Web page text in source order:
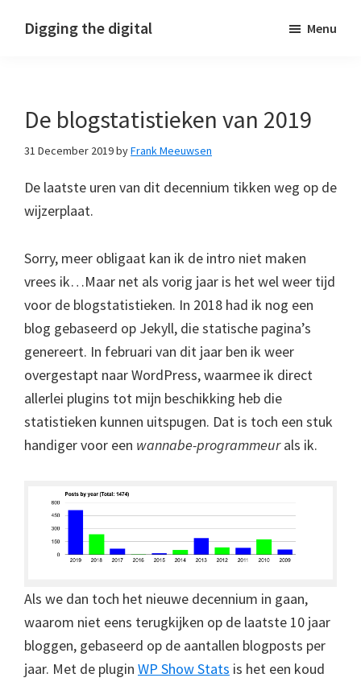
Digging the digital Menu
De blogstatistieken van 2019
31 December 2019byFrank Meeuwsen
De laatste uren van dit decennium tikken weg op de
wijzerplaat.
Sorry, meer obligaat kan ik de intro niet maken
vrees ik…Maar net als vorig jaar is het wel weer tijd
voor de blogstatistieken. In 2018 had ik nog een
blog gebaseerd op Jekyll, die statische pagina’s
genereert. In februari van dit jaar ben ik weer
overgestapt naar WordPress, waarmee ik direct
allerlei plugins tot mijn beschikking heb die
statistieken kunnen uitspugen. Dat is toch een stuk
handiger voor een wannabe-programmeurals ik.
Als we dan toch het nieuwe decennium in gaan,
waarom niet eens terugkijken op de laatste 10 jaar
bloggen, gebaseerd op de aantallen blogposts per
jaar. Met de plugin WP Show Stats is het een koud